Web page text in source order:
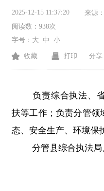
2025-12-15 11:37:20 来源：
阅读数： 938次
字号： 大 中 小
收藏 打印 分享
负责综合执法、
扶等工作；负责分管领
态、安全生产、环境保
分管县综合执法局